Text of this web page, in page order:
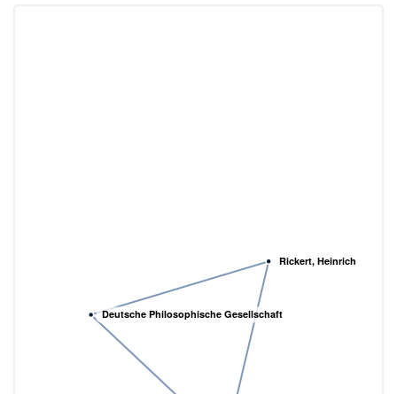
Deutsche Philosophische Gesellschaft
Rickert, Heinrich